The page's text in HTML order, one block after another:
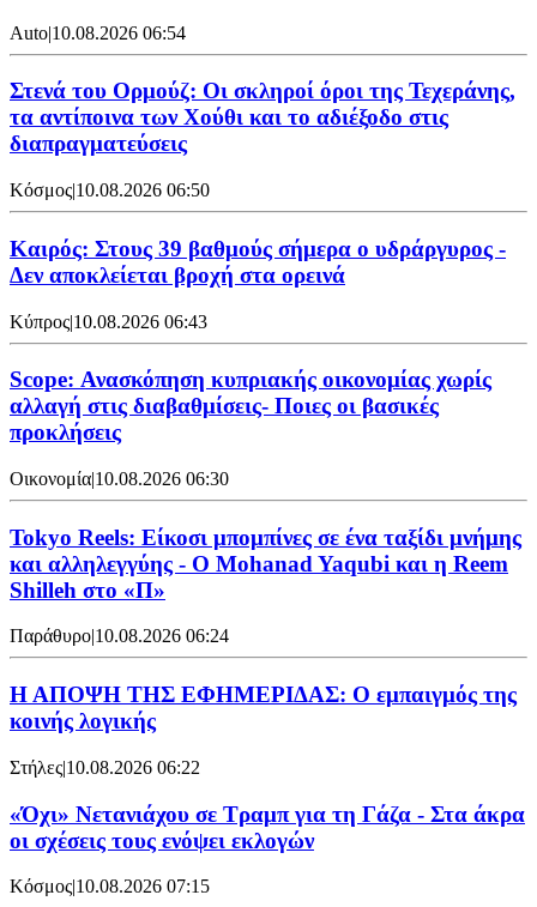
Auto|10.08.2026 06:54
Στενά του Ορμούζ: Οι σκληροί όροι της Τεχεράνης,
τα αντίποινα των Χούθι και το αδιέξοδο στις
διαπραγματεύσεις
Κόσμος|10.08.2026 06:50
Καιρός: Στους 39 βαθμούς σήμερα ο υδράργυρος -
Δεν αποκλείεται βροχή στα ορεινά
Κύπρος|10.08.2026 06:43
Scope: Ανασκόπηση κυπριακής οικονομίας χωρίς
αλλαγή στις διαβαθμίσεις- Ποιες οι βασικές
προκλήσεις
Οικονομία|10.08.2026 06:30
Tokyo Reels: Είκοσι μπομπίνες σε ένα ταξίδι μνήμης
και αλληλεγγύης - Ο Mohanad Yaqubi και η Reem
Shilleh στο «Π»
Παράθυρο|10.08.2026 06:24
Η ΑΠΟΨΗ ΤΗΣ ΕΦΗΜΕΡΙΔΑΣ: Ο εμπαιγμός της
κοινής λογικής
Στήλες|10.08.2026 06:22
«Όχι» Νετανιάχου σε Τραμπ για τη Γάζα - Στα άκρα
οι σχέσεις τους ενόψει εκλογών
Κόσμος|10.08.2026 07:15